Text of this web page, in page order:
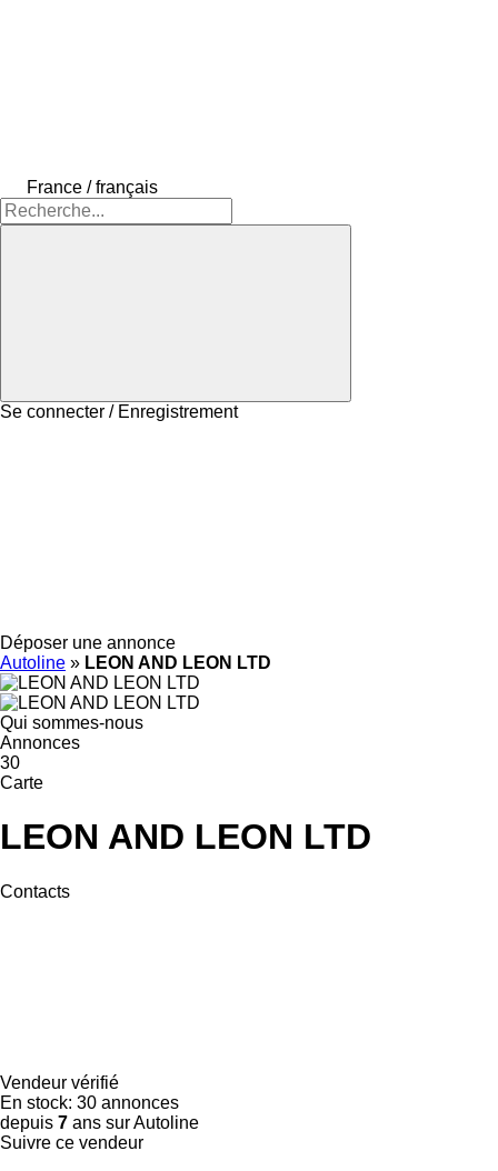
France / français
Se connecter / Enregistrement
Déposer une annonce
Autoline » LEON AND LEON LTD
Qui sommes-nous
Annonces
30
Carte
LEON AND LEON LTD
Contacts
Vendeur vérifié
En stock: 30 annonces
depuis 7 ans sur Autoline
Suivre ce vendeur